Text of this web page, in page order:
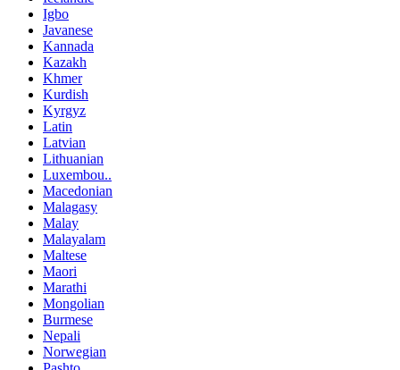
Igbo
Javanese
Kannada
Kazakh
Khmer
Kurdish
Kyrgyz
Latin
Latvian
Lithuanian
Luxembou..
Macedonian
Malagasy
Malay
Malayalam
Maltese
Maori
Marathi
Mongolian
Burmese
Nepali
Norwegian